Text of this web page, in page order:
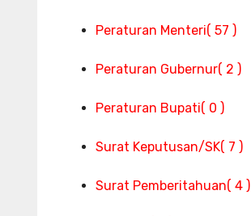
Peraturan Menteri( 57 )
Peraturan Gubernur( 2 )
Peraturan Bupati( 0 )
Surat Keputusan/SK( 7 )
Surat Pemberitahuan( 4 )